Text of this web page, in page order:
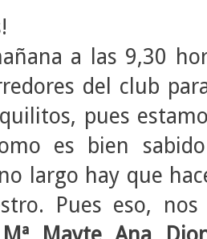
a las 9,30
del club
pues
es bien
largo hay que
Pues eso,